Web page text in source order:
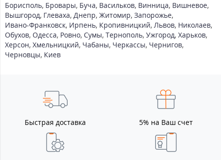
Борисполь, Бровары, Буча, Васильков, Винница, Вишневое,
Вышгород, Глеваха, Днепр, Житомир, Запорожье,
Ивано-Франковск, Ирпень, Кропивницкий, Львов, Николаев,
Обухов, Одесса, Ровно, Сумы, Тернополь, Ужгород, Харьков,
Херсон, Хмельницкий, Чабаны, Черкассы, Чернигов,
Черновцы, Киев
Быстрая доставка 5% на Ваш счет